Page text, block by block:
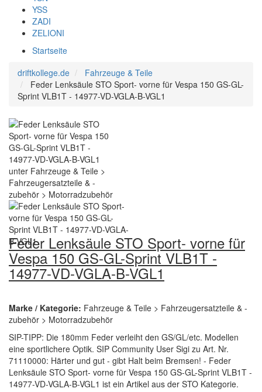
YSS
ZADI
ZELIONI
Startseite
driftkollege.de
Fahrzeuge & Teile
Feder Lenksäule STO Sport- vorne für Vespa 150 GS-GL-
Sprint VLB1T - 14977-VD-VGLA-B-VGL1
Feder Lenksäule STO Sport- vorne für
Vespa 150 GS-GL-Sprint VLB1T -
14977-VD-VGLA-B-VGL1
Marke / Kategorie: Fahrzeuge & Teile > Fahrzeugersatzteile & -
zubehör > Motorradzubehör
SIP-TIPP: Die 180mm Feder verleiht den GS/GL/etc. Modellen
eine sportlichere Optik. SIP Community User Sigi zu Art. Nr.
71110000: Härter und gut - gibt Halt beim Bremsen! - Feder
Lenksäule STO Sport- vorne für Vespa 150 GS-GL-Sprint VLB1T -
14977-VD-VGLA-B-VGL1 ist ein Artikel aus der STO Kategorie.